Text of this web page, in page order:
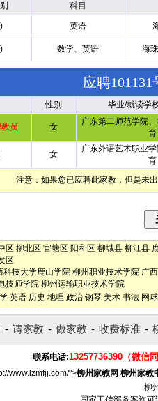
科目
英语
数学、英语 海
应聘
性别 毕业/就读学
员 女
广东第二师范学院
女
广东外语艺术职业
注意：如果您已应聘此家教，但是未
区 柳北区 官塘区 阳和区 柳城县 柳江县
区
科技大学鹿山学院 柳州职业技术学院 广
技师学院 柳州运输职业技术学院
英语 历史 地理 政治 钢琴 美术 书法 网球
- 请家教 - 做家教 - 收费标准 -
联系电话:13257736390（微信
www.lzmfjj.com/">柳州家教网 柳州家教
柳